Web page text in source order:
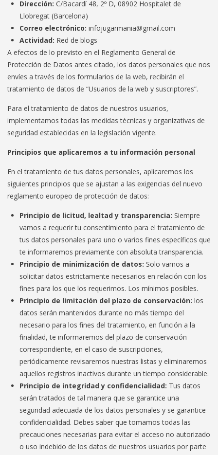
Dirección: C/Bacardí 48, 2º D, 08902 Hospitalet de
Llobregat (Barcelona)
Correo electrónico: infojugarmania@gmail.com
Actividad: Red de blogs
A efectos de lo previsto en el Reglamento General de
Protección de Datos antes citado, los datos personales que nos
envíes a través de los formularios de la web, recibirán el
tratamiento de datos de “Usuarios de la web y suscriptores”.
Para el tratamiento de datos de nuestros usuarios,
implementamos todas las medidas técnicas y organizativas de
seguridad establecidas en la legislación vigente.
Principios que aplicaremos a tu información personal
En el tratamiento de tus datos personales, aplicaremos los
siguientes principios que se ajustan a las exigencias del nuevo
reglamento europeo de protección de datos:
Principio de licitud, lealtad y transparencia: Siempre
vamos a requerir tu consentimiento para el tratamiento de
tus datos personales para uno o varios fines específicos que
te informaremos previamente con absoluta transparencia.
Principio de minimización de datos: Solo vamos a
solicitar datos estrictamente necesarios en relación con los
fines para los que los requerimos. Los mínimos posibles.
Principio de limitación del plazo de conservación: los
datos serán mantenidos durante no más tiempo del
necesario para los fines del tratamiento, en función a la
finalidad, te informaremos del plazo de conservación
correspondiente, en el caso de suscripciones,
periódicamente revisaremos nuestras listas y eliminaremos
aquellos registros inactivos durante un tiempo considerable.
Principio de integridad y confidencialidad: Tus datos
serán tratados de tal manera que se garantice una
seguridad adecuada de los datos personales y se garantice
confidencialidad. Debes saber que tomamos todas las
precauciones necesarias para evitar el acceso no autorizado
o uso indebido de los datos de nuestros usuarios por parte